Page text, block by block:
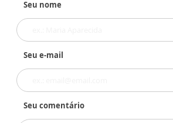
Seu nome
Seu e-mail
Seu comentário